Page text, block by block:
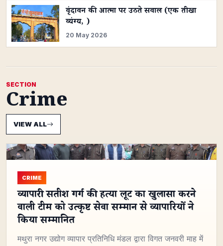
वृंदावन की आत्मा पर उठते सवाल (एक तीखा
व्यंग्य, )
20 May 2026
SECTION
Crime
VIEW ALL
CRIME
व्यापारी सतीश गर्ग की हत्या लूट का खुलासा करने
वाली टीम को उत्कृष्ट सेवा सम्मान से व्यापारियों ने
किया सम्मानित
मथुरा नगर उद्योग व्यापार प्रतिनिधि मंडल द्वारा विगत जनवरी माह में